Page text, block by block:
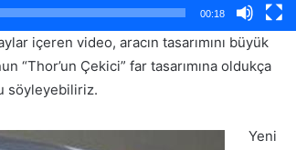
00:18
içeren video, aracın tasarımını büyük
“Thor’un Çekici” far tasarımına oldukça
söyleyebiliriz.
Yeni